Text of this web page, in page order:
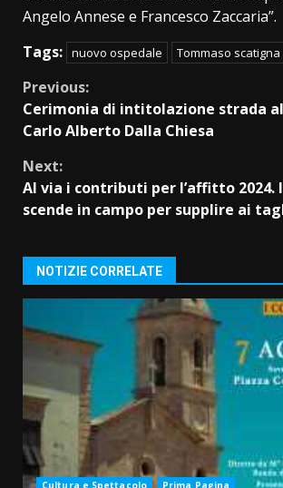
Angelo Annese e Francesco Zaccaria”.
Tags: nuovo ospedale Tommaso scatigna
Continue
Reading
Previous:
Cerimonia di intitolazione strada
Carlo Alberto Dalla Chiesa
Next:
Al via i contributi per l’affitto 2024.
scende in campo per supplire ai
NOTIZIE CORRELATE
Cultura e Spettacolo Prima Pagina